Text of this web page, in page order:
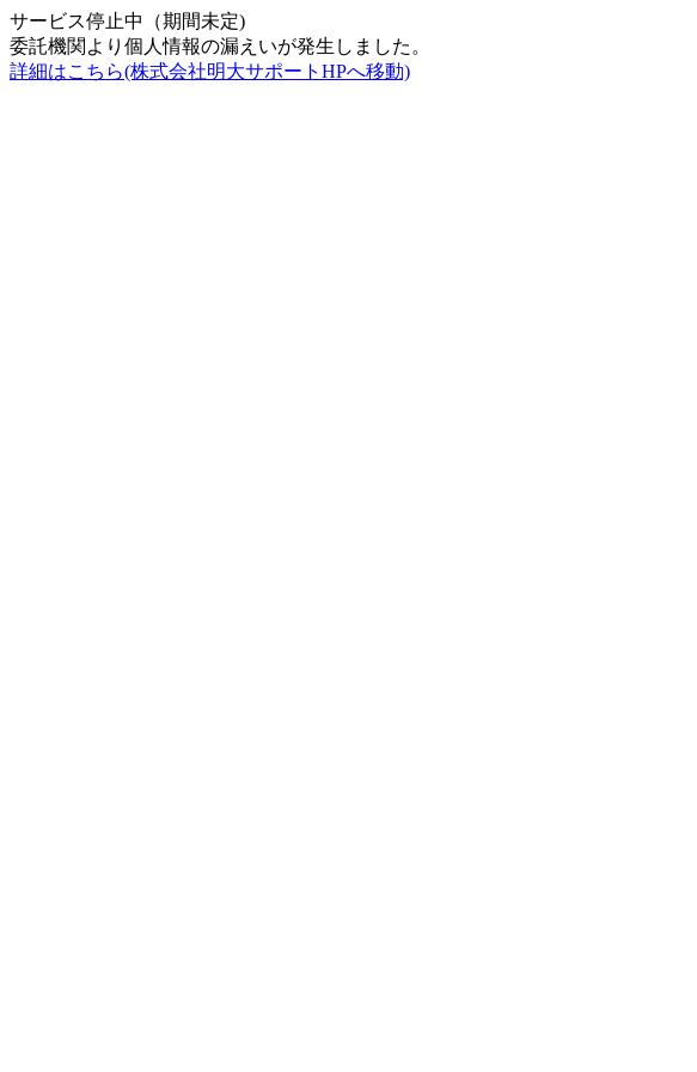
サービス停止中（期間未定)
委託機関より個人情報の漏えいが発生しました。
詳細はこちら(株式会社明大サポートHPへ移動)